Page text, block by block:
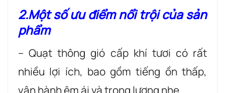
2.Một số ưu điểm nổi trội của sản
phẩm
– Quạt thông gió cấp khí tươi có rất
nhiều lợi ích, bao gồm tiếng ồn thấp,
vận hành êm ái và trọng lượng nhẹ.